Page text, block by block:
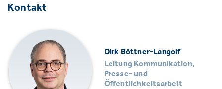
Kontakt
Dirk Böttner-Langolf
Leitung Kommunikation,
Presse- und
Öffentlichkeitsarbeit